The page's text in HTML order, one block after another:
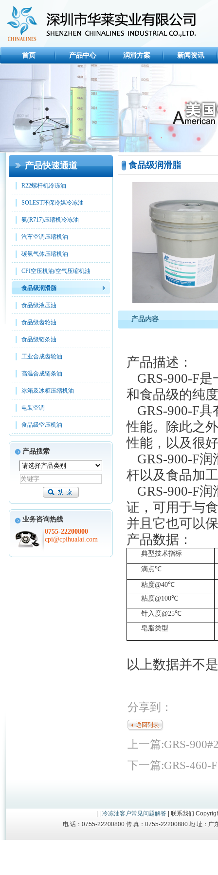
首页 产品中心 润滑方案 新闻资讯
产品快速通道
R22螺杆机冷冻油
SOLEST环保冷媒冷冻油
氨(R717)压缩机冷冻油
汽车空调压缩机油
碳氢气体压缩机油
CPI空压机油/空气压缩机油
食品级润滑脂
食品级液压油
食品级齿轮油
食品级链条油
工业合成齿轮油
高温合成链条油
冰箱及冰柜压缩机油
电装空调
食品级空压机油
产品搜索
业务咨询热线
0755-22200800
cpi@cpihualai.com
食品级润滑脂
产品内容
产品描述：
GRS-900-F是
和食品级的纯
GRS-900-F具
性能。除此之
性能，以及很
GRS-900-F润
杆以及食品加
GRS-900-F润
证，可用于与
并且它也可以
产品数据：
典型技术指标
滴点℃
粘度@40℃
粘度@100℃
针入度@25℃
皂脂类型
以上数据并不
分享到：
上一篇:GRS-
下一篇:GRS-460-
冷冻油客户常见问题解答| 联系我们
电 话：0755-22200800 传 真：0755-22200880 地 址：